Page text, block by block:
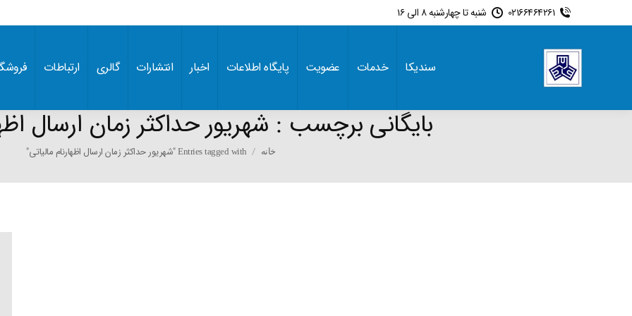
02166464261 شنبه تا چهارشنبه 8 الی 16
سندیکا خدمات عضویت پایگاه اطلاعات اخبار انتشارات گالری ارتباطات
بایگانی برچسب : شهریور حداکثر زمان ارسال
You are here:
خانه Entries tagged with "شهریور حداکثر زمان ارسال اظهارنام مالیاتی"